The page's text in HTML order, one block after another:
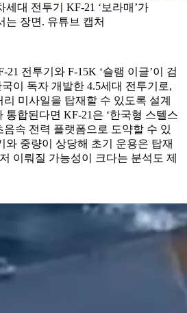
대 전투기 KF-21 ‘보라매’가
는 장면. 유튜브 캡처
전투기와 F-15K ‘슬램 이글’이 검
이 독자 개발한 4.5세대 전투기로,
미사일을 탑재할 수 있도록 설계
통합된다면 KF-21은 ‘한국형 스텔스
음속 전력 플랫폼으로 도약할 수 있
와 중량이 상당해 초기 운용은 탑재
이뤄질 가능성이 크다는 분석도 제